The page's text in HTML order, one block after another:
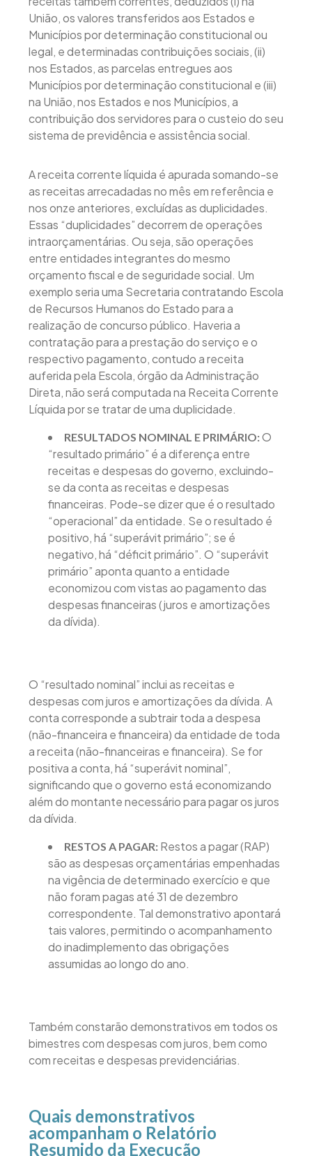
União, os valores transferidos aos Estados e
Municípios por determinação constitucional ou
legal, e determinadas contribuições sociais, (ii)
nos Estados, as parcelas entregues aos
Municípios por determinação constitucional e (iii)
na União, nos Estados e nos Municípios, a
contribuição dos servidores para o custeio do seu
sistema de previdência e assistência social.
A receita corrente líquida é apurada somando-se
as receitas arrecadadas no mês em referência e
nos onze anteriores, excluídas as duplicidades.
Essas “duplicidades” decorrem de operações
intraorçamentárias. Ou seja, são operações
entre entidades integrantes do mesmo
orçamento fiscal e de seguridade social. Um
exemplo seria uma Secretaria contratando Escola
de Recursos Humanos do Estado para a
realização de concurso público. Haveria a
contratação para a prestação do serviço e o
respectivo pagamento, contudo a receita
auferida pela Escola, órgão da Administração
Direta, não será computada na Receita Corrente
Líquida por se tratar de uma duplicidade.
RESULTADOS NOMINAL E PRIMÁRIO:O
“resultado primário” é a diferença entre
receitas e despesas do governo, excluindo-
se da conta as receitas e despesas
financeiras. Pode-se dizer que é o resultado
“operacional” da entidade. Se o resultado é
positivo, há “superávit primário”; se é
negativo, há “déficit primário”. O “superávit
primário” aponta quanto a entidade
economizou com vistas ao pagamento das
despesas financeiras (juros e amortizações
da dívida).
O “resultado nominal” inclui as receitas e
despesas com juros e amortizações da dívida. A
conta corresponde a subtrair toda a despesa
(não-financeira e financeira) da entidade de toda
a receita (não-financeiras e financeira). Se for
positiva a conta, há “superávit nominal”,
significando que o governo está economizando
além do montante necessário para pagar os juros
da dívida.
RESTOS A PAGAR: Restos a pagar (RAP)
são as despesas orçamentárias empenhadas
na vigência de determinado exercício e que
não foram pagas até 31 de dezembro
correspondente. Tal demonstrativo apontará
tais valores, permitindo o acompanhamento
do inadimplemento das obrigações
assumidas ao longo do ano.
Também constarão demonstrativos em todos os
bimestres com despesas com juros, bem como
com receitas e despesas previdenciárias.
Quais demonstrativos
acompanham o Relatório
Resumido da Execução